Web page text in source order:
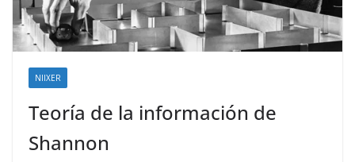
NIIXER
Teoría de la información de
Shannon